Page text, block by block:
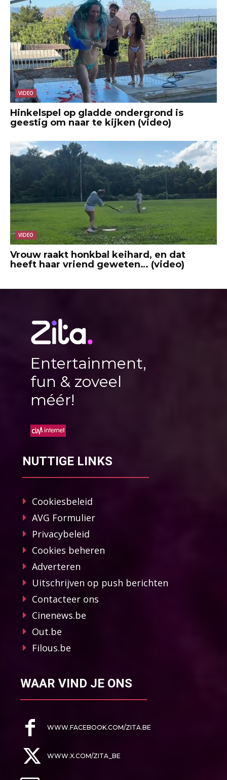
VIDEO
Hinkelspel op gladde ondergrond is
geestig om naar te kijken (video)
VIDEO
Vrouw raakt honkbal keihard, en dat
heeft haar vriend geweten… (video)
Entertainment,
fun & zoveel
méér!
NUTTIGE LINKS
Cookiesbeleid
AVG Formulier
Privacybeleid
Cookies beheren
Adverteren
Uitschrijven op push berichten
Contacteer ons
Cinenews.be
Out.be
Filous.be
WAAR VIND JE ONS
WWW.FACEBOOK.COM/ZITA.BE
WWW.X.COM/ZITA_BE